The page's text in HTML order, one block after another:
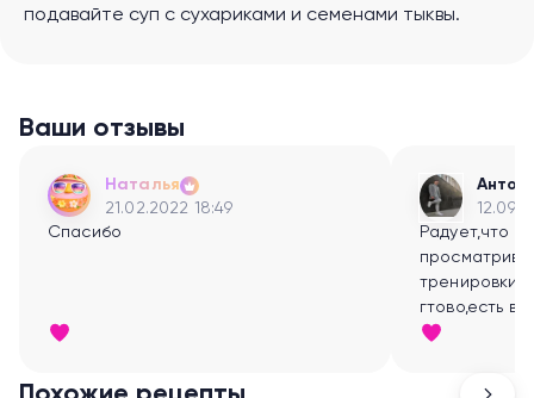
подавайте суп с сухариками и семенами тыквы.
Ваши отзывы
Наталья
21.02.2022 18:49
Спасибо
Антон
Радует,что
тренировки-
гтово,есть
заниматься:)